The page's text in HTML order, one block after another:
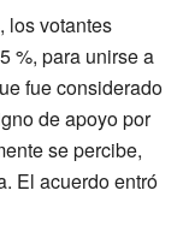
los votantes
%, para unirse a
fue considerado
de apoyo por
se percibe,
El acuerdo entró